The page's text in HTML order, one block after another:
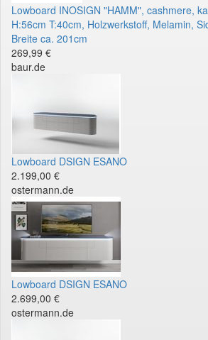
Lowboard INOSIGN "HAMM", cashmere,
H:56cm T:40cm, Holzwerkstoff, Melamin,
Breite ca. 201cm
269,99 €
baur.de
Lowboard DSIGN ESANO
2.199,00 €
ostermann.de
Lowboard DSIGN ESANO
2.699,00 €
ostermann.de